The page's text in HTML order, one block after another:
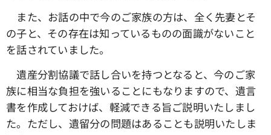
また、お話の中で今のご家族の方は、全く先妻とそ
の子と、その存在は知っているものの面識がないこと
を話されていました。
遺産分割協議で話し合いを持つとなると、今のご家
族に相当な負担を強いることにもなりますので、遺言
書を作成しておけば、軽減できる旨ご説明いたしまし
た。ただし、遺留分の問題はあることも説明いたしま